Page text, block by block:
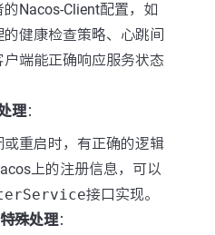
Nacos-Client配置，如
健康检查策略、心跳间
户端能正确响应服务状态
理：
重启时，有正确的逻辑
上的注册信息，可以
接口实现。
殊处理：